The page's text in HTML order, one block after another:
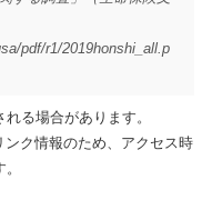
pdf/r1/2019honshi_all.p
る場合があります。
ク情報のため、アクセス時